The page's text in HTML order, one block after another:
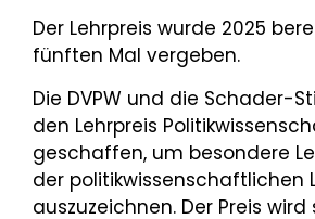
Der Lehrpreis wurde 2025
fünften Mal vergeben.
Die DVPW und die Schader-
den Lehrpreis
geschaffen, um besondere
der politikwissenschaftlichen
auszuzeichnen. Der Preis wird